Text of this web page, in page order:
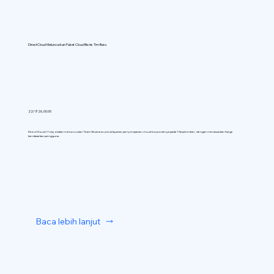
DirectCloud Meluncurkan Paket Cloud Bisnis Tim Baru
22/7/26, 00.00
DirectCloud (Tokyo) akan meluncurkan Team Business untuk layanan penyimpanan cloud korporatnya pada 1 September, dengan menawarkan harga
berdasarkan pengguna.
Baca lebih lanjut